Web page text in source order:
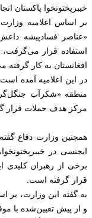
خیبرپختونخوا پاکستان
بر اساس اعلامیه
«عناصر فسادپیشه
استفاده قرار
افغانستان به کار گرفته
در این اعلامیه آمده
منطقه «شکرآب
مرکز هدف حملات قرار
همچنین وزارت دفاع
ایجنسی در
برخی از رهبران کلیدی
قرار گرفته است.
به گفته این وزارت، بر
و از پیش تعیین‌شده با